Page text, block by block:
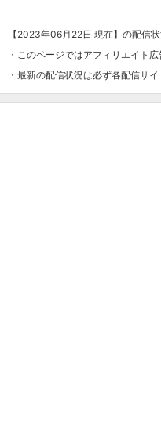
【2023年06月22日 現在】の配信
・このページではアフィリエイト
・最新の配信状況は必ず各配信サ